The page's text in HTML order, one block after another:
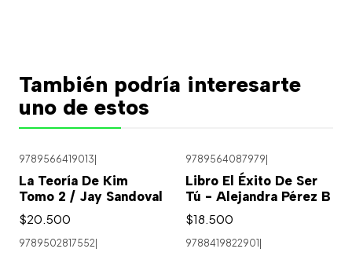
También podría interesarte
uno de estos
9789566419013
La Teoría De Kim
Tomo 2 / Jay Sandoval
$20.500
9789564087979
Libro El Éxito De Ser
Tú - Alejandra Pérez B
$18.500
9789502817552 9788419822901